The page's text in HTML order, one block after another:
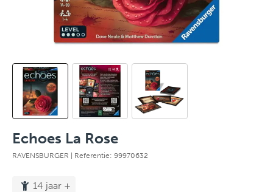
Echoes La Rose
RAVENSBURGER | Referentie: 99970632
14 jaar +